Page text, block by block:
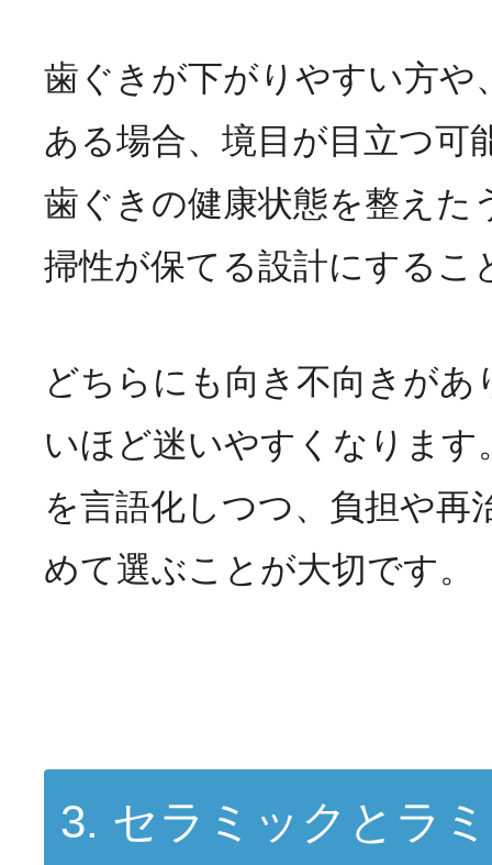
歯ぐきが下がりやすい方や
ある場合、境目が目立つ可
歯ぐきの健康状態を整えた
掃性が保てる設計にするこ
どちらにも向き不向きがあ
いほど迷いやすくなります
を言語化しつつ、負担や再
めて選ぶことが大切です。
3. セラミックとラ